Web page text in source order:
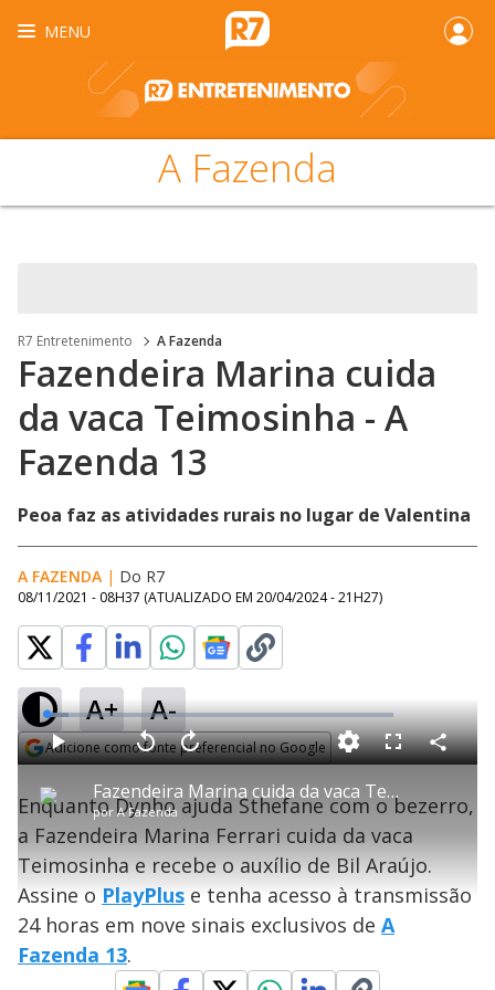
MENU
A Fazenda
R7 Entretenimento A Fazenda
Fazendeira Marina cuida
da vaca Teimosinha - A
Fazenda 13
Peoa faz as atividades rurais no lugar de Valentina
A FAZENDA | Do R7
08/11/2021 - 08H37 (ATUALIZADO EM 20/04/2024 - 21H27)
A+ A-
Adicione como fonte preferencial no Google
P
l
a
Fazendeira Marina cuida da vaca Teimosinha - A Fazenda 13
por A Fazenda
P V
l
t
a
r
1
0
n
d
s
A
a
ç
a
s
e
u
n
L
o
a
d
e
2
8
%
F
l
s
c
e
n
C
o
a
r
Enquanto Dynho ajuda Sthefane com o bezerro,
a Fazendeira Marina Ferrari cuida da vaca
Teimosinha e recebe o auxílio de Bil Araújo.
Assine o PlayPlus e tenha acesso à transmissão
24 horas em nove sinais exclusivos de A
Fazenda 13.